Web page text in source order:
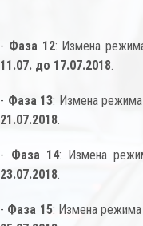
- Фаза 12: Измена
11.07. до 17.07.2018.
- Фаза 13: Измена режима
21.07.2018.
- Фаза 14: Измена
23.07.2018.
- Фаза 15: Измена режима